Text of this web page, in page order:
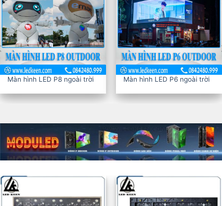
P8 ngoài trời Màn hình LED P6 ngoài trời